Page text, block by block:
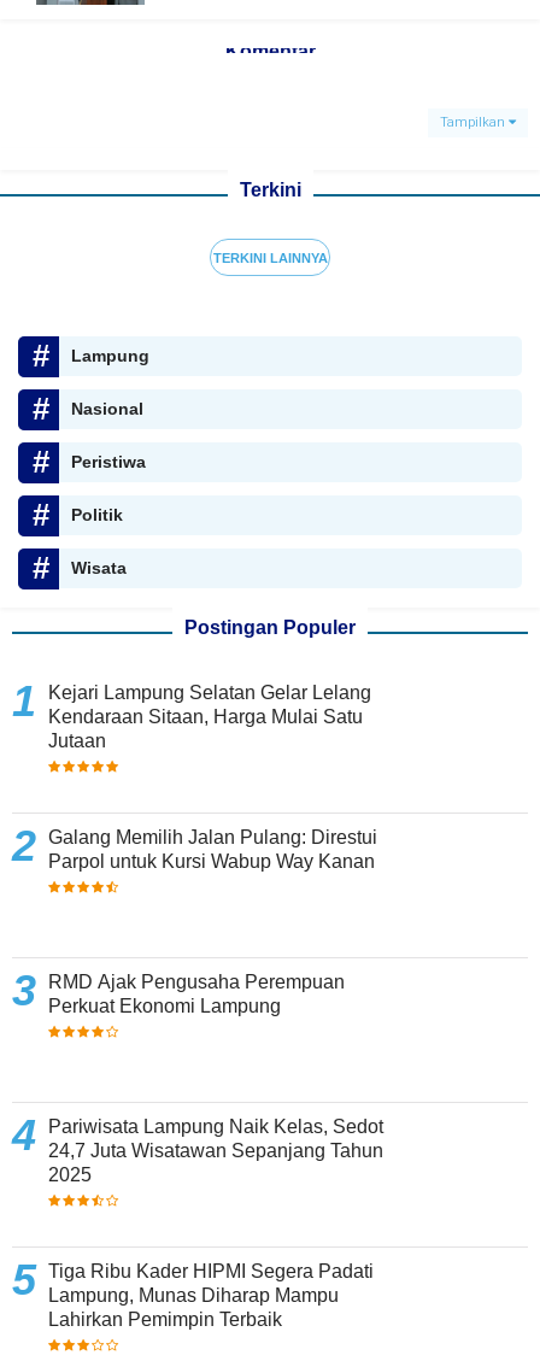
Komentar
Tampilkan
Terkini
TERKINI LAINNYA
Lampung
Nasional
Peristiwa
Politik
Wisata
Postingan Populer
Kejari Lampung Selatan Gelar Lelang
Kendaraan Sitaan, Harga Mulai Satu
Jutaan
Galang Memilih Jalan Pulang: Direstui
Parpol untuk Kursi Wabup Way Kanan
RMD Ajak Pengusaha Perempuan
Perkuat Ekonomi Lampung
Pariwisata Lampung Naik Kelas, Sedot
24,7 Juta Wisatawan Sepanjang Tahun
2025
Tiga Ribu Kader HIPMI Segera Padati
Lampung, Munas Diharap Mampu
Lahirkan Pemimpin Terbaik